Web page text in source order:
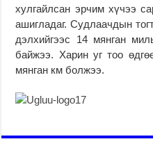
хулгайлсан эрчим хүчээ
ашигладаг. Судлаачдын
дэлхийгээс 14 мянган
байжээ. Харин уг тоо
мянган км болжээ.